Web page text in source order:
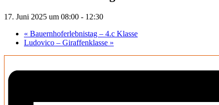
17. Juni 2025 um 08:00 - 12:30
« Bauernhoferlebnistag – 4.c Klasse
Ludovico – Giraffenklasse »